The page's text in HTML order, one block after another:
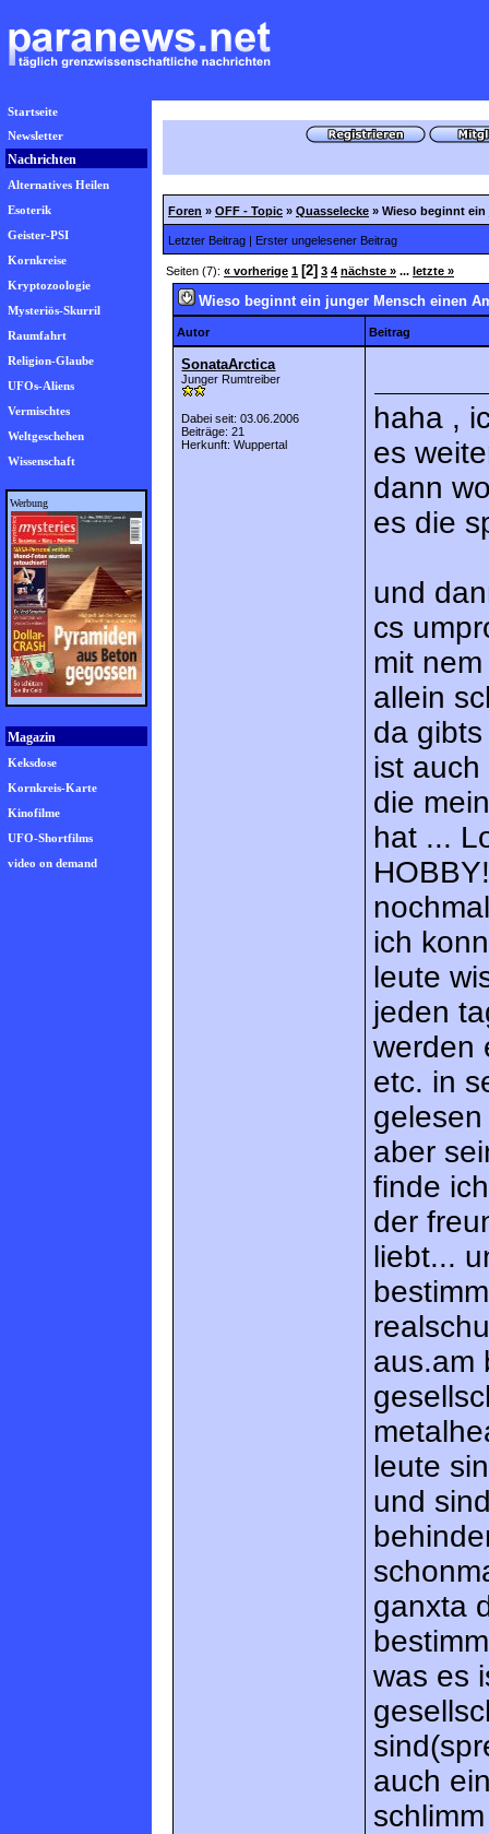
Startseite
Newsletter
Nachrichten
Alternatives Heilen
Esoterik
Geister-PSI
Kornkreise
Kryptozoologie
Mysteriös-Skurril
Raumfahrt
Religion-Glaube
UFOs-Aliens
Vermischtes
Weltgeschehen
Wissenschaft
Werbung
Magazin
Keksdose
Kornkreis-Karte
Kinofilme
UFO-Shortfilms
video on demand
Foren » OFF - Topic » Quasselecke » Wieso beginnt
Letzter Beitrag | Erster ungelesener Beitrag
Seiten (7): « vorherige 1 [2] 3 4 nächste » ... letzte »
Wieso beginnt ein junger Mensch einen
Autor Beitrag
SonataArctica
Junger Rumtreiber
Dabei seit: 03.06.2006
Beiträge: 21
Herkunft: Wuppertal
haha ,
es
dann
es die
und
cs
mit
allein
da
ist
die
hat ...
ich
leute
jeden
werden
etc. in
aber
finde
der
liebt...
aus.am
leute
und
ganxta
was es
auch